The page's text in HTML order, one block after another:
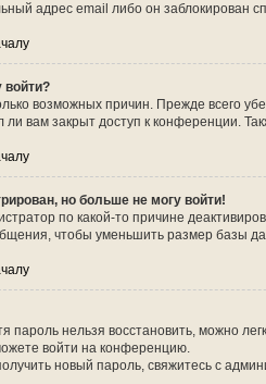
адрес email либо он заблокирован
войти?
возможных причин. Прежде всего
ли вам закрыт доступ к конференции.
но больше не могу войти!
по какой-то причине
чтобы уменьшить размер базы
пароль нельзя восстановить, можно
войти на конференцию.
новый пароль, свяжитесь с